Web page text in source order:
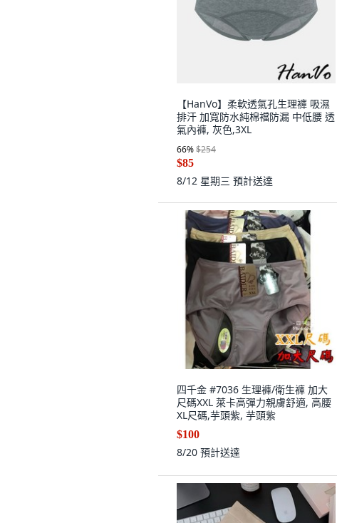
【HanVo】柔軟透氣孔生理褲 吸濕
排汗 加寬防水純棉襠防漏 中低腰 透
氣內褲, 灰色,3XL
66%$254
$85
8/12 星期三 預計送達
四千金 #7036 生理褲/衛生褲 加大
尺碼XXL 萊卡高彈力親膚舒適, 高腰
XL尺碼,芋頭紫, 芋頭紫
$100
8/20 預計送達